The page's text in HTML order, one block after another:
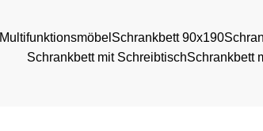
Multifunktionsmöbel Schrankbett 90x190
Schrankbett mit SchreibtischSchrankbett